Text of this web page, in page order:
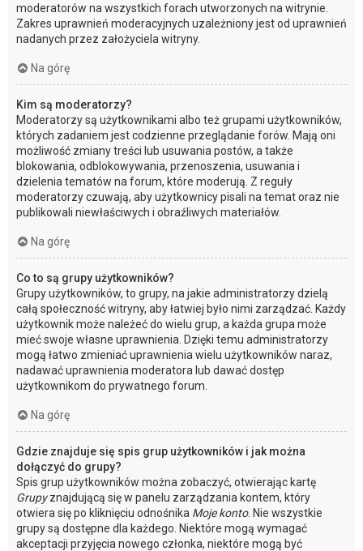
moderatorów na wszystkich forach utworzonych na witrynie.
Zakres uprawnień moderacyjnych uzależniony jest od uprawnień
nadanych przez założyciela witryny.
Na górę
Kim są moderatorzy?
Moderatorzy są użytkownikami albo też grupami użytkowników,
których zadaniem jest codzienne przeglądanie forów. Mają oni
możliwość zmiany treści lub usuwania postów, a także
blokowania, odblokowywania, przenoszenia, usuwania i
dzielenia tematów na forum, które moderują. Z reguły
moderatorzy czuwają, aby użytkownicy pisali na temat oraz nie
publikowali niewłaściwych i obraźliwych materiałów.
Na górę
Co to są grupy użytkowników?
Grupy użytkowników, to grupy, na jakie administratorzy dzielą
całą społeczność witryny, aby łatwiej było nimi zarządzać. Każdy
użytkownik może należeć do wielu grup, a każda grupa może
mieć swoje własne uprawnienia. Dzięki temu administratorzy
mogą łatwo zmieniać uprawnienia wielu użytkowników naraz,
nadawać uprawnienia moderatora lub dawać dostęp
użytkownikom do prywatnego forum.
Na górę
Gdzie znajduje się spis grup użytkowników i jak można
dołączyć do grupy?
Spis grup użytkowników można zobaczyć, otwierając kartę
Grupyznajdującą się w panelu zarządzania kontem, który
otwiera się po kliknięciu odnośnika Moje konto. Nie wszystkie
grupy są dostępne dla każdego. Niektóre mogą wymagać
akceptacji przyjęcia nowego członka, niektóre mogą być